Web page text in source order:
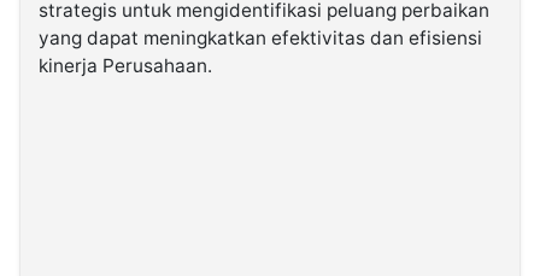
strategis untuk mengidentifikasi peluang perbaikan
yang dapat meningkatkan efektivitas dan efisiensi
kinerja Perusahaan.